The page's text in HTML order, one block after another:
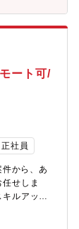
特定しま
フローを設
開発部門と
のフィー
ッジの共
プトや活
作ります
イン作成
す 。■やり
どう組み
現場の変
に高いプ
ート可/
正社員
から、あ
せしま
ルアップ
な案件を